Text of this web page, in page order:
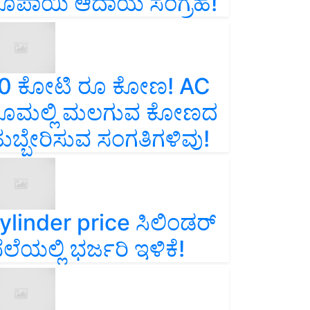
ಕೋಟಿ ರೂ ಕೋಣ! AC
ಮಲಗುವ ಕೋಣದ
ಸಂಗತಿಗಳಿವು!
price ಸಿಲಿಂಡರ್‌
ಭರ್ಜರಿ ಇಳಿಕೆ!